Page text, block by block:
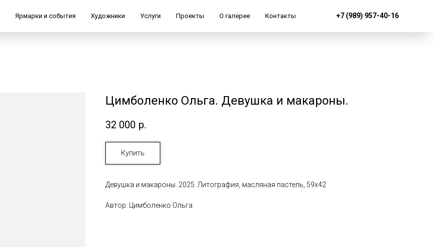
Ярмарки и события Художники Услуги Проекты О галерее Контакты +7 (989) 957-40-16
Цимболенко Ольга. Девушка и макароны.
32 000 р.
Купить
Девушка и макароны. 2025. Литография, масляная пастель, 59х42
Автор: Цимболенко Ольга